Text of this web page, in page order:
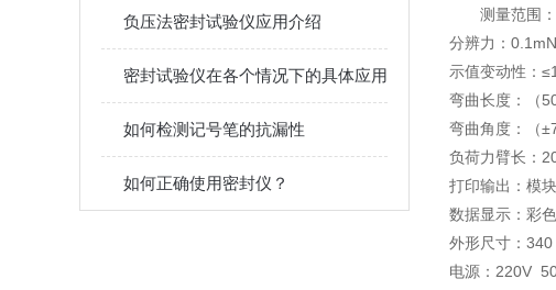
负压法密封试验仪应用介绍
密封试验仪在各个情况下的具体应用
如何检测记号笔的抗漏性
如何正确使用密封仪？
测量范围
分辨力：0.1mN
示值变动性：
弯曲长度：（
弯曲角度：（
负荷力臂长：
打印输出：模
数据显示：彩
外形尺寸：
电源：220V